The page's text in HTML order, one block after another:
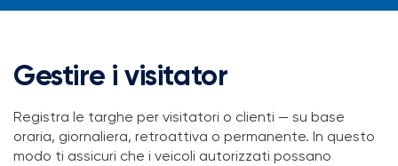
Gestire i visitator
Registra le targhe per visitatori o clienti — su base
oraria, giornaliera, retroattiva o permanente. In questo
modo ti assicuri che i veicoli autorizzati possano